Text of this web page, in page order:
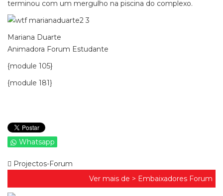
terminou com um mergulho na piscina do complexo.
Mariana Duarte
Animadora Forum Estudante
{module 105}
{module 181}
Whatsapp
Projectos-Forum
Ver mais de > Embaixadores Forum